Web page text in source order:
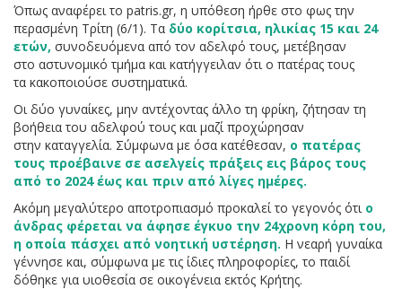
Όπως αναφέρει το patris.gr, η υπόθεση ήρθε στο φως την
περασμένη Τρίτη (6/1). Τα δύο κορίτσια, ηλικίας 15 και 24
ετών, συνοδευόμενα από τον αδελφό τους, μετέβησαν
στο αστυνομικό τμήμα και κατήγγειλαν ότι ο πατέρας τους
τα κακοποιούσε συστηματικά.
Οι δύο γυναίκες, μην αντέχοντας άλλο τη φρίκη, ζήτησαν τη
βοήθεια του αδελφού τους και μαζί προχώρησαν
στην καταγγελία. Σύμφωνα με όσα κατέθεσαν, ο πατέρας
τους προέβαινε σε ασελγείς πράξεις εις βάρος τους
από το 2024 έως και πριν από λίγες ημέρες.
Ακόμη μεγαλύτερο αποτροπιασμό προκαλεί το γεγονός ότι ο
άνδρας φέρεται να άφησε έγκυο την 24χρονη κόρη του,
η οποία πάσχει από νοητική υστέρηση. Η νεαρή γυναίκα
γέννησε και, σύμφωνα με τις ίδιες πληροφορίες, το παιδί
δόθηκε για υιοθεσία σε οικογένεια εκτός Κρήτης.